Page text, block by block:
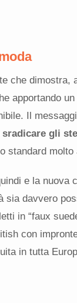
che dimostra,
apportando
Il
sradicare gli
standard
e la nuova
sia davvero
in “faux
con
in tutta